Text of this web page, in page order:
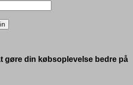
gøre din købsoplevelse bedre på